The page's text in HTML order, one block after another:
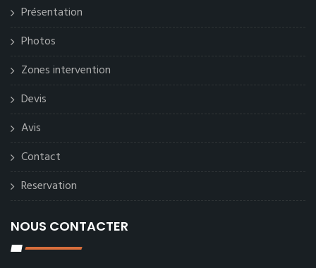
Présentation
Photos
Zones intervention
Devis
Avis
Contact
Reservation
NOUS CONTACTER